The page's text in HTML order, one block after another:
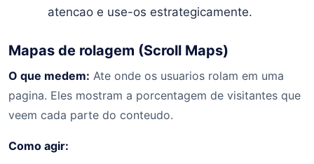
atencao e use-os estrategicamente.
Mapas de rolagem (Scroll Maps)
O que medem: Ate onde os usuarios rolam em uma
pagina. Eles mostram a porcentagem de visitantes que
veem cada parte do conteudo.
Como agir: